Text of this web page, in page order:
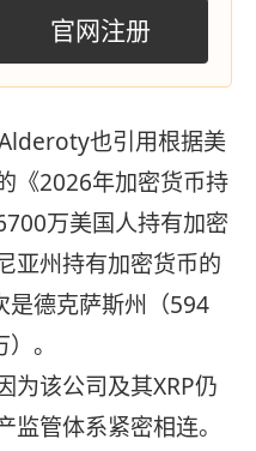
官网注册
也引用根据美
《2026年加密货币持
万美国人持有加密
亚州持有加密货币的
是德克萨斯州（594
。
为该公司及其XRP仍
管体系紧密相连。